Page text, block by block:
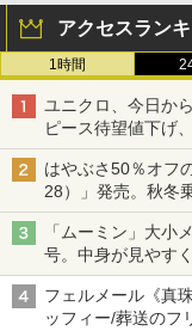
アクセスラン
1時間
ユニクロ、今日か
ピース待望値下げ
はやぶさ50％オフ
28）」発売。秋冬
「ムーミン」大小
号。中身が見やす
フェルメール《真
ッフィー/葬送のフ